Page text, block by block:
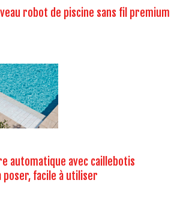
robot de piscine sans fil premium
automatique avec caillebotis
poser, facile à utiliser